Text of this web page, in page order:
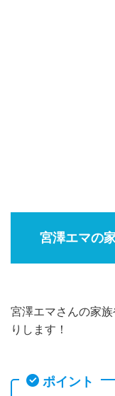
宮澤エマの
宮澤エマさんの家
りします！
ポイント